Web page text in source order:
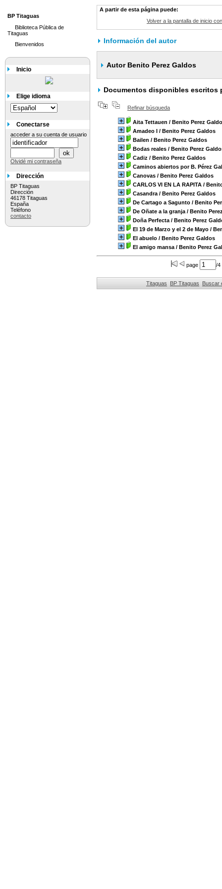
A partir de esta página puede:
Volver a la pantalla de inicio
Información del autor
Autor Benito Perez Galdos
Documentos disponibles escritos
Refinar búsqueda
Aita Tettauen / Benito Perez
Amadeo I / Benito Perez Galdos
Bailen / Benito Perez Galdos
Bodas reales / Benito Perez
Cadiz / Benito Perez Galdos
Caminos abiertos por B. Pérez
Canovas / Benito Perez Galdos
CARLOS VI EN LA RAPITA /
Casandra / Benito Perez Galdos
De Cartago a Sagunto / Benito
De Oñate a la granja / Benito
Doña Perfecta / Benito Perez
El 19 de Marzo y el 2 de Mayo /
El abuelo / Benito Perez Galdos
El amigo mansa / Benito Perez
page /4
Titaguas BP Titaguas Buscar
BP Titaguas
Biblioteca Pública de
Titaguas
Bienvenidos
Inicio
Elige idioma
Conectarse
acceder a su cuenta de usuario
Olvidé mi contraseña
Dirección
BP Titaguas
Dirección
46178 Titaguas
España
Teléfono
contacto